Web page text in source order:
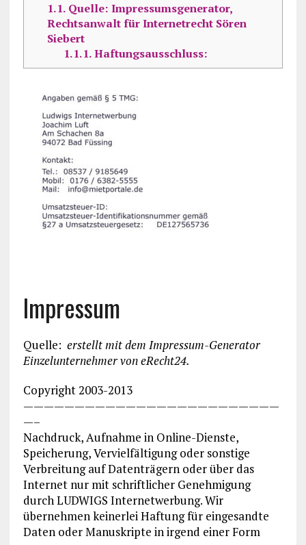
1.1.Quelle: Impressumsgenerator,
Rechtsanwalt für Internetrecht Sören
Siebert
1.1.1.Haftungsausschluss:
Impressum
Quelle: erstellt mit dem Impressum-Generator
Einzelunternehmer von eRecht24.
Copyright 2003-2013
—————————————————————————
—–
Nachdruck, Aufnahme in Online-Dienste,
Speicherung, Vervielfältigung oder sonstige
Verbreitung auf Datenträgern oder über das
Internet nur mit schriftlicher Genehmigung
durch LUDWIGS Internetwerbung. Wir
übernehmen keinerlei Haftung für eingesandte
Daten oder Manuskripte in irgend einer Form